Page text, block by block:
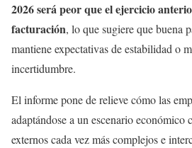
2026 será peor que el ejercicio
facturación, lo que sugiere que buena
mantiene expectativas de estabilidad o
incertidumbre.
El informe pone de relieve cómo las
adaptándose a un escenario
externos cada vez más complejos e